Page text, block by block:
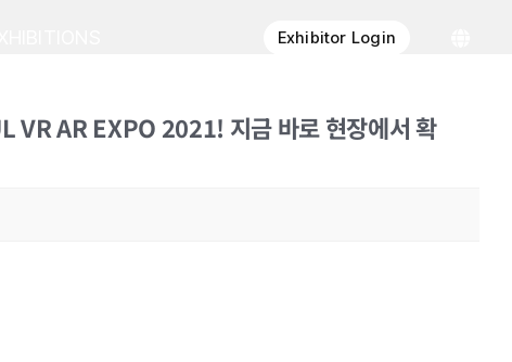
Exhibitor Login
AR EXPO 2021! 지금 바로 현장에서 확